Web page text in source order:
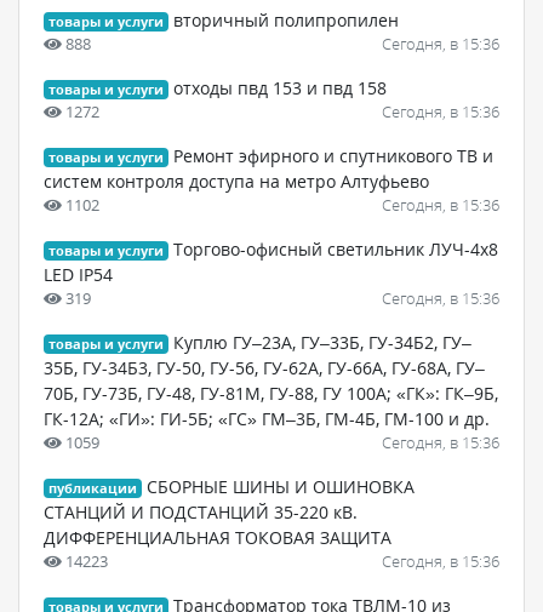
товары и услуги вторичный полипропилен
888 Сегодня, в 15:36
товары и услуги отходы пвд 153 и пвд 158
1272 Сегодня, в 15:36
товары и услуги
Ремонт эфирного и спутникового ТВ и
систем контроля доступа на метро Алтуфьево
1102 Сегодня, в 15:36
товары и услуги
Торгово-офисный светильник ЛУЧ-4х8
LED IP54
319 Сегодня, в 15:36
товары и услуги
Куплю ГУ–23А, ГУ–33Б, ГУ-34Б2, ГУ–
35Б, ГУ-34Б3, ГУ-50, ГУ-56, ГУ-62А, ГУ-66А, ГУ-68А, ГУ–
70Б, ГУ-73Б, ГУ-48, ГУ-81М, ГУ-88, ГУ 100А; «ГК»: ГК–9Б,
ГК-12А; «ГИ»: ГИ-5Б; «ГС» ГМ–3Б, ГМ-4Б, ГМ-100 и др.
1059 Сегодня, в 15:36
публикации
СБОРНЫЕ ШИНЫ И ОШИНОВКА
СТАНЦИЙ И ПОДСТАНЦИЙ 35-220 кВ.
ДИФФЕРЕНЦИАЛЬНАЯ ТОКОВАЯ ЗАЩИТА
14223 Сегодня, в 15:36
товары и услуги
Трансформатор тока ТВЛМ-10 из